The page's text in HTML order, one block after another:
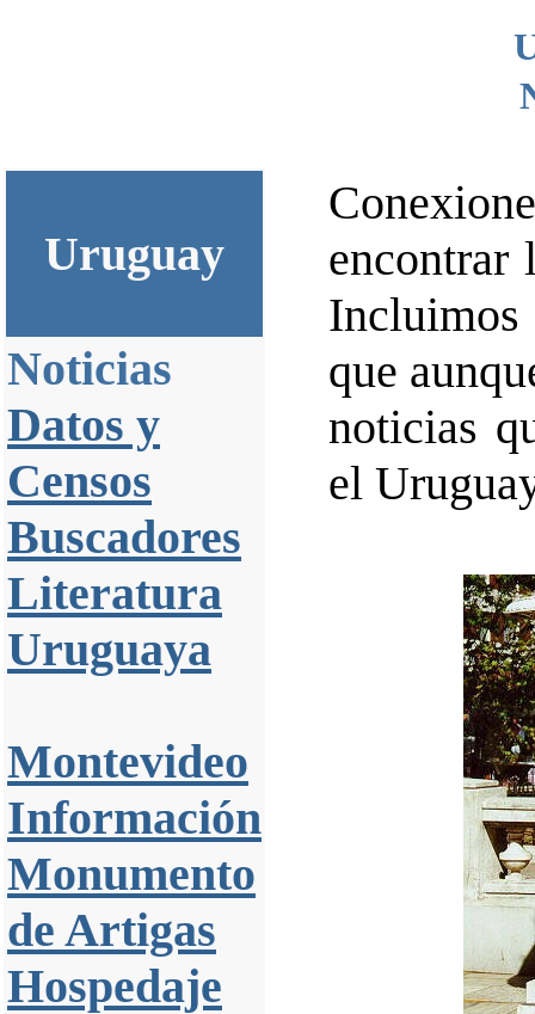
Uruguay
Noticias
Datos y
Censos
Buscadores
Literatura
Uruguaya
Montevideo
Información
Monumento
de Artigas
Hospedaje
encontrar
Incluimos
que
noticias
el